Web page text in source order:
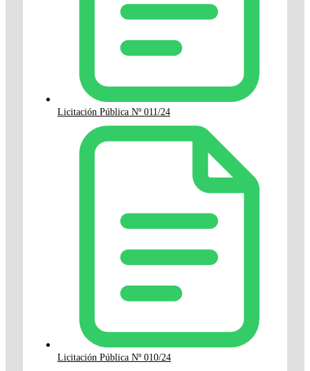
Licitación Pública Nº 011/24
Licitación Pública Nº 010/24